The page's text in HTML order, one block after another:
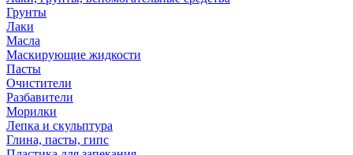
Грунты
Лаки
Масла
Маскирующие жидкости
Пасты
Очистители
Разбавители
Морилки
Лепка и скульптура
Глина, пасты, гипс